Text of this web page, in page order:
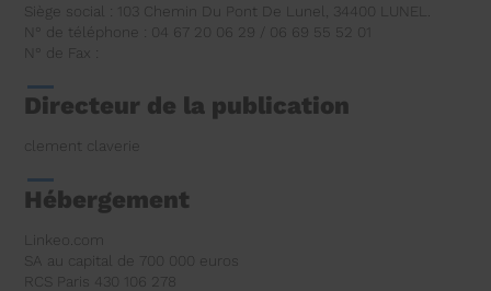
Siège social : 103 Chemin Du Pont De Lunel, 34400 LUNEL.
N° de téléphone : 04 67 20 06 29 / 06 69 55 52 01
N° de Fax :
Directeur de la publication
clement claverie
Hébergement
Linkeo.com
SA au capital de 700 000 euros
RCS Paris 430 106 278